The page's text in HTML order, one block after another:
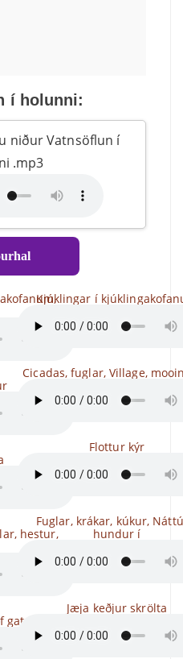
í holunni:
niður Vatnsöflun í
.mp3
hestur,
gat
Kjúklingar í
Cicadas, fuglar, Village,
Flottur kýr
Fuglar, krákar, kúkur,
hundur í
Jæja keðjur skrölta